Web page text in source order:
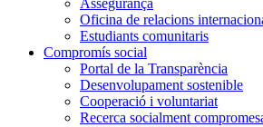
Oficina de relacions
Estudiants comunitaris
Compromís social
Portal de la Transparència
Desenvolupament sostenible
Cooperació i voluntariat
Recerca socialment